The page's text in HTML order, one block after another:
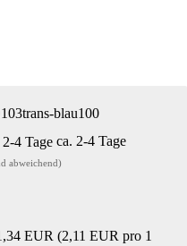
blau100
ca. 2-4 Tage
abweichend)
EUR (2,11 EUR pro 1